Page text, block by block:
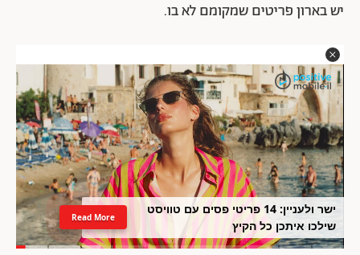
יש בארון פריטים שמקומם לא בו.
ישר ולעניין: 14 פריטי פסים עם טוויסט
שילכו איתכן כל הקיץ
Read More